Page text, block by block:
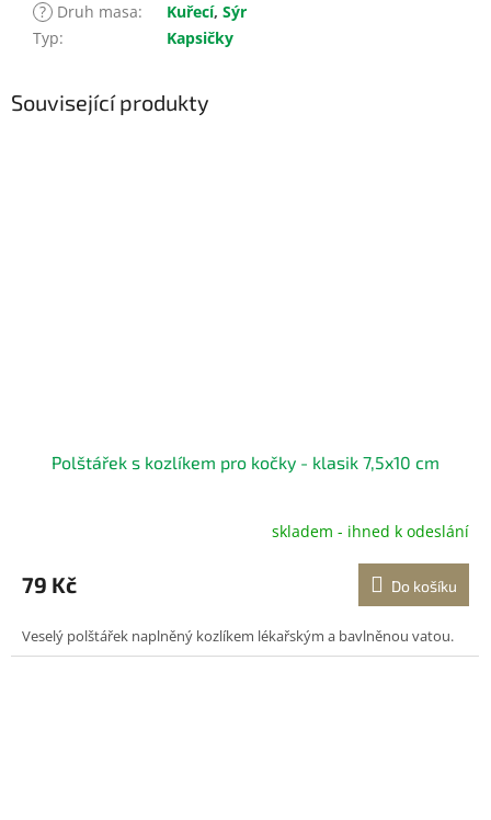
? Druh masa: Kuřecí, Sýr
Typ: Kapsičky
Související produkty
Polštářek s kozlíkem pro kočky - klasik 7,5x10 cm
skladem - ihned k odeslání
79 Kč Do košíku
Veselý polštářek naplněný kozlíkem lékařským a bavlněnou vatou.